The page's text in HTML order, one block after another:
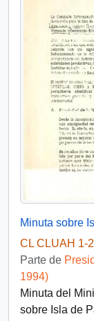
Minuta sobre
CL CLUAH 1-
Parte de
1994)
Minuta del
sobre Isla de